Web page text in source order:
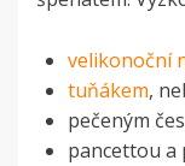
velikonoční
tuňákem,
pečeným
pancettou a